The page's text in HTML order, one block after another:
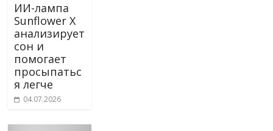
ИИ-лампа
Sunflower X
анализирует
сон и
помогает
просыпатьс
я легче
04.07.2026